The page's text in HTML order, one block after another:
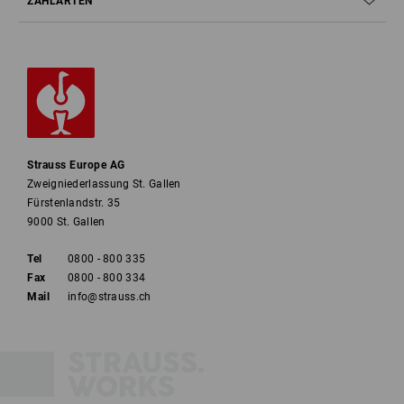
Strauss Europe AG
Zweigniederlassung St. Gallen
Fürstenlandstr. 35
9000 St. Gallen
Tel
0800 - 800 335
Fax
0800 - 800 334
Mail
info@strauss.ch